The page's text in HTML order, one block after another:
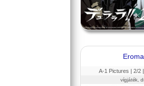
A-1 Pictures | 2/2
vígjáték,